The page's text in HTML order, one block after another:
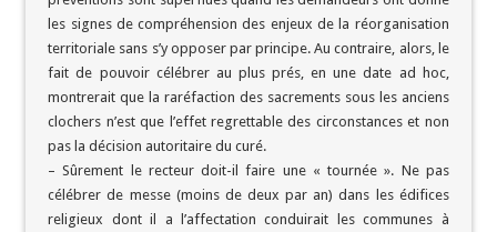
les signes de compréhension des enjeux de la réorganisation
territoriale sans s’y opposer par principe. Au contraire, alors, le
fait de pouvoir célébrer au plus prés, en une date ad hoc,
montrerait que la raréfaction des sacrements sous les anciens
clochers n’est que l’effet regrettable des circonstances et non
pas la décision autoritaire du curé.
– Sûrement le recteur doit-il faire une « tournée ». Ne pas
célébrer de messe (moins de deux par an) dans les édifices
religieux dont il a l’affectation conduirait les communes à